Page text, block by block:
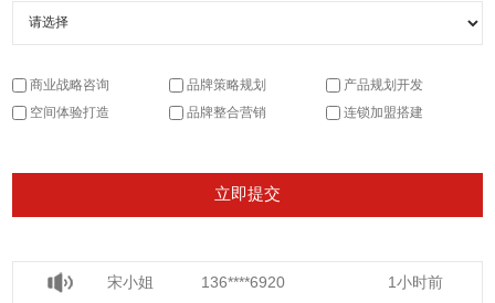
商业战略咨询 品牌策略规划
产品规划开发
空间体验打造
品牌整合营销 连锁加盟搭建
宋小姐 136****6920 1小时前